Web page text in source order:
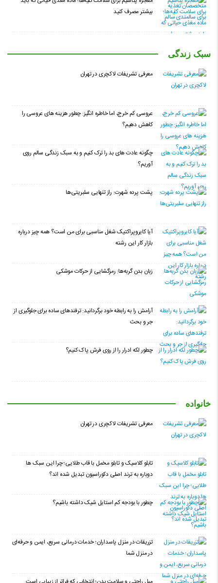
بیشتر مصرف کنید
سبک زندگی
معرفی تشریفات لاکچری در تهران
عروسی کم خرج، اما خاطره انگیز: چطور هزینه های عروسی را
کاهش دهیم؟
چگونه عادت‌ های بد را ترک کنیم و به سبک زندگی سالم روی
آوریم؟
پشت پرده شهرت: راز تنهایی سلبریتی‌ها
آیا کایروپراکتیک شغل مناسبی برای من است؟ همه چیز درباره
بازار کار این رشته
زبان بدن گربه‌ها: رمزگشایی از حرکات موشکی
آرامش را به رابطه خود برگردانید: ترفندهای ساده برای جلوگیری از
جر و بحث
چطور لکه ادرار را از روی فرش پاک کنیم؟
خانواده
معرفی تشریفات لاکچری در تهران
تابلو کلاسیک و تابلو مخمل با قاب طلایی؛ چرا این سبک ها
دوباره به ترند اصلی دکوراسیون تبدیل شده اند؟
چطور با بودجه کم استایل شیک داشته باشیم؟
تزریقات در منزل پاسداران؛ خدمات درمانی سریع، ایمن و حرفه‌ای
در منزل شما